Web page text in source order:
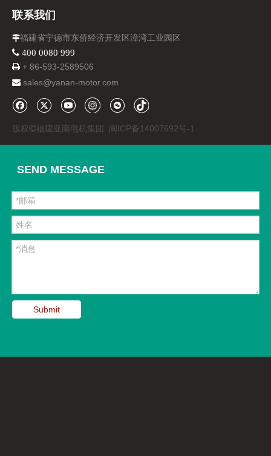
联系我们
福建省宁德市东侨经济开发区漳湾工业园区
 400 0080 999
 + 86-593-2589506
 sales@yanan-motor.com
版权福建亚南电机集团 闽ICP备14007692号-1
SEND MESSAGE
Submit